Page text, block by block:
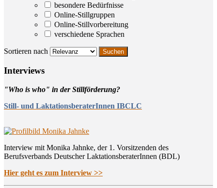
besondere Bedürfnisse
Online-Stillgruppen
Online-Stillvorbereitung
verschiedene Sprachen
Sortieren nach
Inter­views
"Who is who" in der Stillförderung?
Still- und LaktationsberaterInnen IBCLC
Interview mit Monika Jahnke, der 1. Vorsitzenden des
Berufsverbands Deutscher LaktationsberaterInnen (BDL)
Hier geht es zum Interview >>